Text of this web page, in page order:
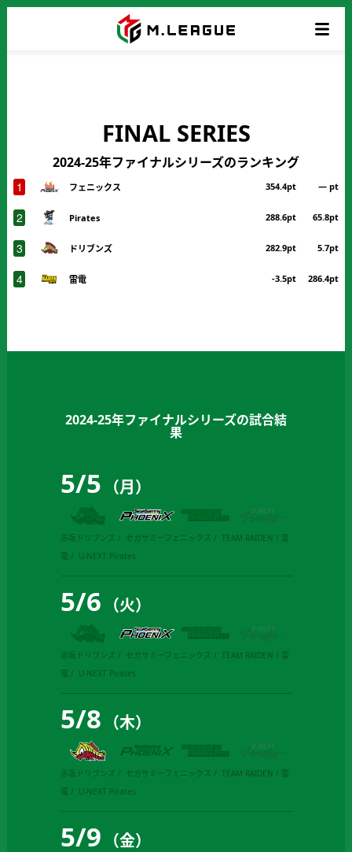
FINAL SERIES
2024-25年ファイナルシリーズのランキング
1 フェニックス 354.4pt ― pt
2 Pirates 288.6pt 65.8pt
3 ドリブンズ 282.9pt 5.7pt
4 雷電 -3.5pt 286.4pt
2024-25年ファイナルシリーズの試合結
果
5/5 （月）
赤坂ドリブンズ セガサミーフェニックス
TEAM RAIDEN / 雷
電
U-NEXT Pirates
5/6 （火）
赤坂ドリブンズ セガサミーフェニックス
TEAM RAIDEN / 雷
電
U-NEXT Pirates
5/8 （木）
赤坂ドリブンズ セガサミーフェニックス
TEAM RAIDEN / 雷
電
U-NEXT Pirates
5/9 （金）